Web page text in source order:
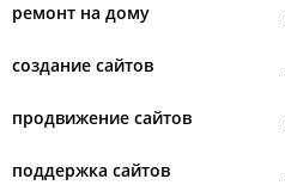
ремонт на дому
создание сайтов
продвижение сайтов
поддержка сайтов